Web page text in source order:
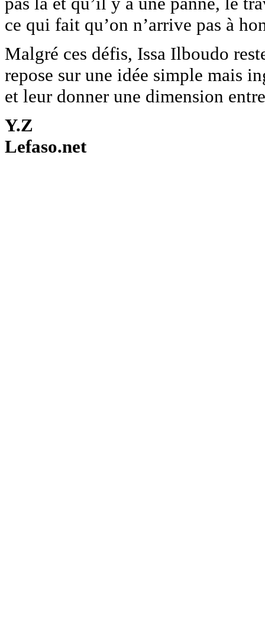
ce qui fait qu’on n’arrive pas à
Malgré ces défis, Issa Ilboudo
repose sur une idée simple mais
et leur donner une dimension
Y.Z
Lefaso.net